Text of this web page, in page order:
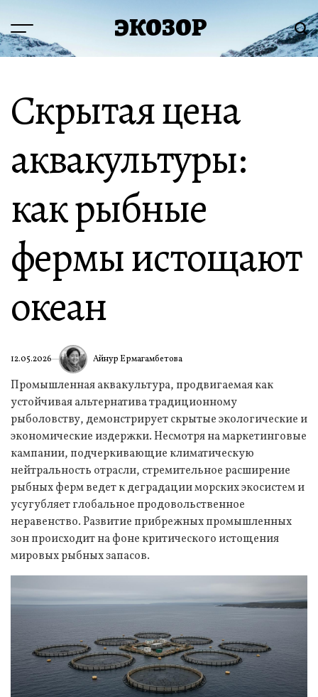
содержимому
Меню ЭКОЗОР
Скрытая цена
аквакультуры:
как рыбные
фермы истощают
океан
12.05.2026 Айнур Ермагамбетова
Промышленная аквакультура, продвигаемая как
устойчивая альтернатива традиционному
рыболовству, демонстрирует скрытые экологические и
экономические издержки. Несмотря на маркетинговые
кампании, подчеркивающие климатическую
нейтральность отрасли, стремительное расширение
рыбных ферм ведет к деградации морских экосистем и
усугубляет глобальное продовольственное
неравенство. Развитие прибрежных промышленных
зон происходит на фоне критического истощения
мировых рыбных запасов.